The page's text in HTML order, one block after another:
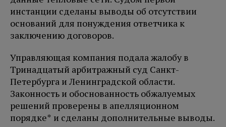
инстанции сделаны выводы об отсутствии
оснований для понуждения ответчика к
заключению договоров.
Управляющая компания подала жалобу в
Тринадцатый арбитражный суд Санкт-
Петербурга и Ленинградской области.
Законность и обоснованность обжалуемых
решений проверены в апелляционном
порядке* и сделаны дополнительные выводы.